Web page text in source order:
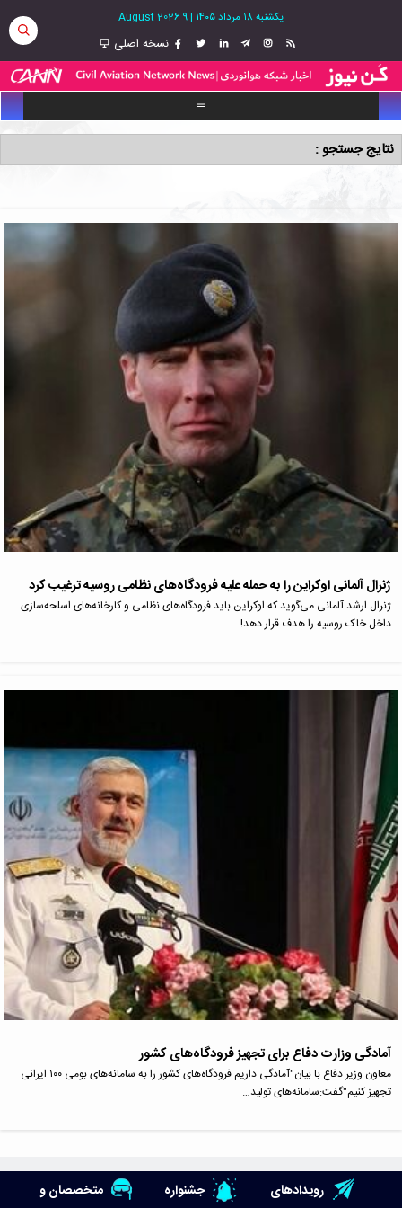
یکشنبه ۱۸ مرداد ۱۴۰۵ |
9 August 2026
نسخه اصلی
نتایج جستجو :
ژنرال آلمانی اوکراین را به حمله علیه فرودگاه‌های نظامی روسیه ترغیب کرد
ژنرال ارشد آلمانی می‌گوید که اوکراین باید فرودگاه‌های نظامی و کارخانه‌های اسلحه‌سازی
داخل خاک روسیه را هدف قرار دهد!
آمادگی وزارت دفاع برای تجهیز فرودگاه‌‎های کشور
معاون وزیر دفاع با بیان"آمادگی داریم فرودگاه‌های کشور را به سامانه‌های بومی ۱۰۰ ایرانی
تجهیز کنیم"گفت:سامانه‌های تولید…
رویدادهای
جشنواره
متخصصان و